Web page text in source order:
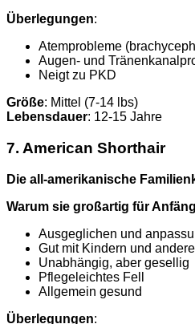
Überlegungen:
Atemprobleme
Augen- und
Neigt zu PKD
Größe: Mittel (7-14 lbs)
Lebensdauer: 12-15 Jahre
7. American Shorthair
Die all-amerikanische
Warum sie großartig für
Ausgeglichen und
Gut mit Kindern und
Unabhängig, aber gesellig
Pflegeleichtes Fell
Allgemein gesund
Überlegungen: